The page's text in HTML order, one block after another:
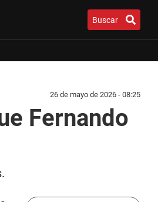
Buscar
26 de mayo de 2026 - 08:25
Fernando